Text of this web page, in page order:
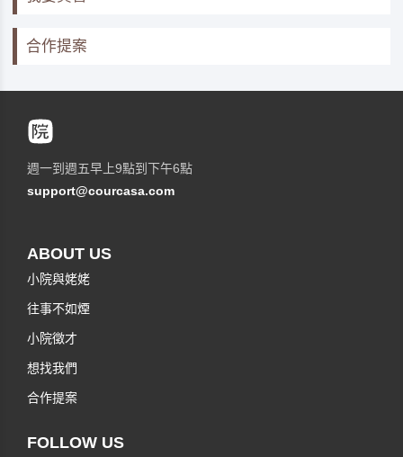
合作提案
週一到週五早上9點到下午6點
support@courcasa.com
ABOUT US
小院與姥姥
往事不如煙
小院徵才
想找我們
合作提案
FOLLOW US